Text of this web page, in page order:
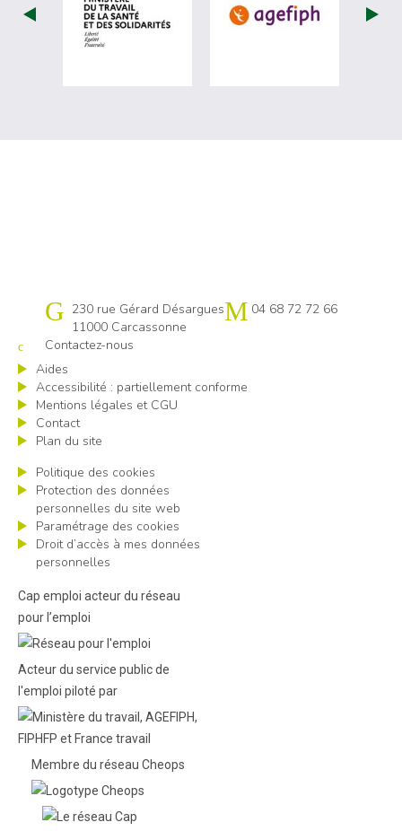
visiter les site de Ministère du travail
visiter les
Cap emploi 11
230 rue Gérard Désargues
11000 Carcassonne
04 68 72 72 66
Contactez-nous
Aides
Accessibilité : partiellement conforme
Mentions légales et CGU
Contact
Plan du site
Politique des cookies
Protection des données
personnelles du site web
Paramétrage des cookies
Droit d’accès à mes données
personnelles
Cap emploi acteur du réseau
pour l’emploi
Acteur du service public de
l'emploi piloté par
Membre du réseau Cheops